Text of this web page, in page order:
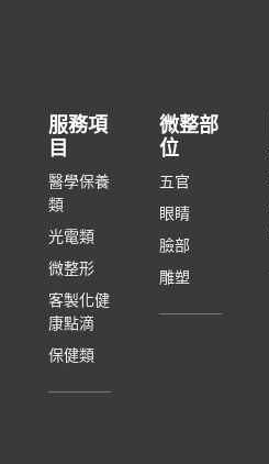
服務項
目
醫學保養
類
光電類
微整形
客製化健
康點滴
保健類
微整部
位
五官
眼睛
臉部
雕塑